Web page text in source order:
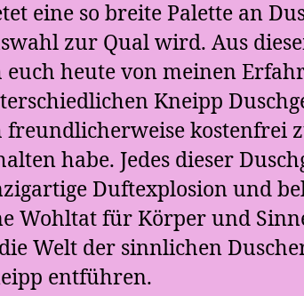
eine so breite Palette an
zur Qual wird. Aus
euch heute von meinen
Kneipp
freundlicherweise kostenfrei
habe. Jedes dieser
Duftexplosion und
Wohltat für Körper und
Welt der sinnlichen
entführen.